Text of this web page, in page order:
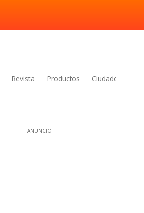
Revista Productos Ciudades
ANUNCIO